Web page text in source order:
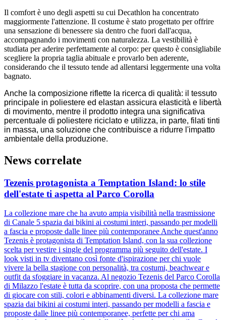
Il comfort è uno degli aspetti su cui Decathlon ha concentrato
maggiormente l'attenzione. Il costume è stato progettato per offrire
una sensazione di benessere sia dentro che fuori dall'acqua,
accompagnando i movimenti con naturalezza. La vestibilità è
studiata per aderire perfettamente al corpo: per questo è consigliabile
scegliere la propria taglia abituale e provarlo ben aderente,
considerando che il tessuto tende ad allentarsi leggermente una volta
bagnato.
Anche la composizione riflette la ricerca di qualità: il tessuto
principale in poliestere ed elastan assicura elasticità e libertà
di movimento, mentre il prodotto integra una significativa
percentuale di poliestere riciclato e utilizza, in parte, filati tinti
in massa, una soluzione che contribuisce a ridurre l'impatto
ambientale della produzione.
News correlate
Tezenis protagonista a Temptation Island: lo stile
dell'estate ti aspetta al Parco Corolla
La collezione mare che ha avuto ampia visibilità nella trasmissione
di Canale 5 spazia dai bikini ai costumi interi, passando per modelli
a fascia e proposte dalle linee più contemporanee Anche quest'anno
Tezenis è protagonista di Temptation Island, con la sua collezione
scelta per vestire i single del programma più seguito dell'estate. I
look visti in tv diventano così fonte d'ispirazione per chi vuole
vivere la bella stagione con personalità, tra costumi, beachwear e
outfit da sfoggiare in vacanza. Al negozio Tezenis del Parco Corolla
di Milazzo l'estate è tutta da scoprire, con una proposta che permette
di giocare con stili, colori e abbinamenti diversi. La collezione mare
spazia dai bikini ai costumi interi, passando per modelli a fascia e
proposte dalle linee più contemporanee, perfette per chi ama